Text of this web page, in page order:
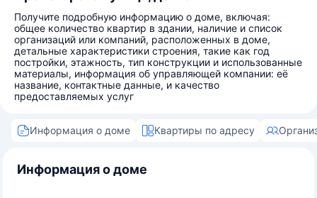
Получите подробную информацию о доме, включая:
общее количество квартир в здании, наличие и список
организаций или компаний, расположенных в доме,
детальные характеристики строения, такие как год
постройки, этажность, тип конструкции и использованные
материалы, информация об управляющей компании: её
название, контактные данные, и качество
предоставляемых услуг
Информация о доме Квартиры по адресу
Информация о доме